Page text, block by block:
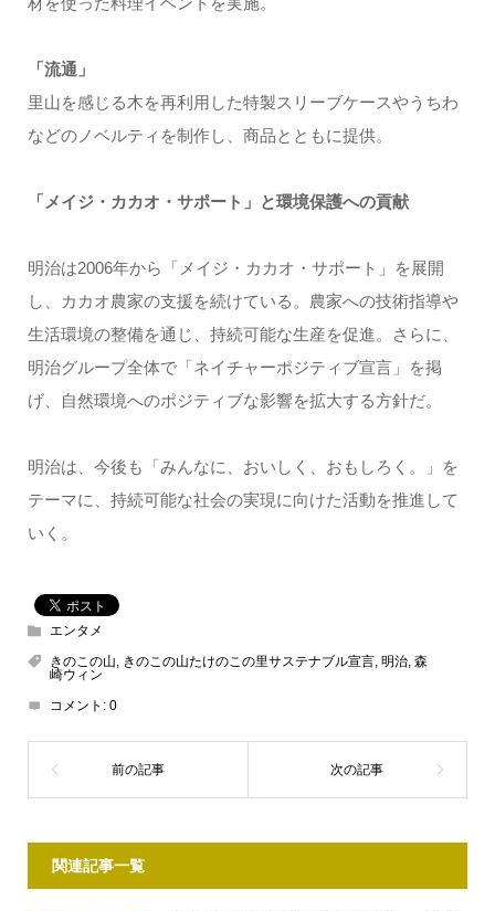
「流通」
里山を感じる木を再利用した特製スリーブケースやうちわ
などのノベルティを制作し、商品とともに提供。
「メイジ・カカオ・サポート」と環境保護への貢献
明治は2006年から「メイジ・カカオ・サポート」を展開
し、カカオ農家の支援を続けている。農家への技術指導や
生活環境の整備を通じ、持続可能な生産を促進。さらに、
明治グループ全体で「ネイチャーポジティブ宣言」を掲
げ、自然環境へのポジティブな影響を拡大する方針だ。
明治は、今後も「みんなに、おいしく、おもしろく。」を
テーマに、持続可能な社会の実現に向けた活動を推進して
いく。
エンタメ
きのこの山, きのこの山たけのこの里サステナブル宣言, 明治, 森
崎ウィン
コメント: 0
関連記事一覧